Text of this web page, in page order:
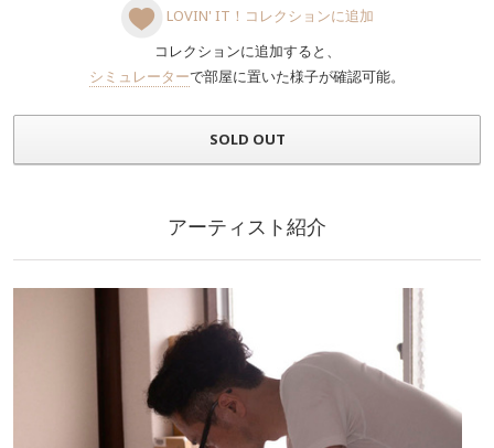
LOVIN' IT！コレクションに追加
コレクションに追加すると、
シミュレーターで部屋に置いた様子が確認可能。
SOLD OUT
アーティスト紹介